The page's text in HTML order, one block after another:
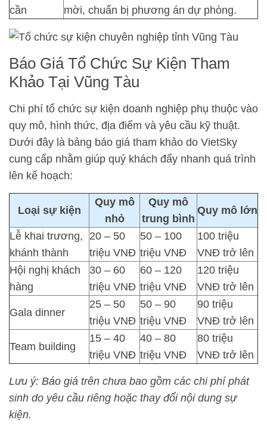
cần
mời, chuẩn bị phương án dự phòng.
Báo Giá Tổ Chức Sự Kiện Tham
Khảo Tại Vũng Tàu
Chi phí tổ chức sự kiện doanh nghiệp phụ thuộc vào
quy mô, hình thức, địa điểm và yêu cầu kỹ thuật.
Dưới đây là bảng báo giá tham khảo do VietSky
cung cấp nhằm giúp quý khách đẩy nhanh quá trình
lên kế hoạch:
Loại sự kiện
Quy mô
nhỏ
Quy mô
trung bình
Quy mô lớn
Lễ khai trương,
khánh thành
20 – 50
triệu VNĐ
50 – 100
triệu VNĐ
100 triệu
VNĐ trở lên
Hội nghị khách
hàng
30 – 60
triệu VNĐ
60 – 120
triệu VNĐ
120 triệu
VNĐ trở lên
Gala dinner
25 – 50
triệu VNĐ
50 – 90
triệu VNĐ
90 triệu
VNĐ trở lên
Team building
15 – 40
triệu VNĐ
40 – 80
triệu VNĐ
80 triệu
VNĐ trở lên
Lưu ý: Báo giá trên chưa bao gồm các chi phí phát
sinh do yêu cầu riêng hoặc thay đổi nội dung sự
kiện.